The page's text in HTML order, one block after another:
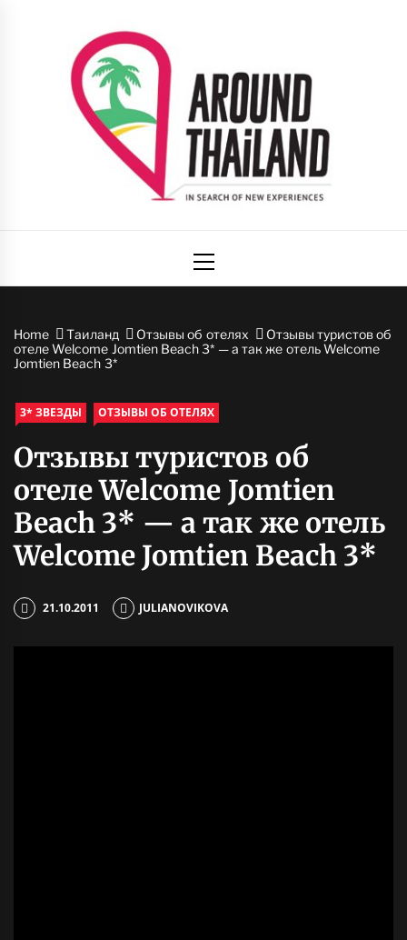
Таиланда
Menu
Home Таиланд Отзывы об отелях
Отзывы туристов об
отеле Welcome Jomtien Beach 3* — а так же отель Welcome
Jomtien Beach 3*
3* ЗВЕЗДЫ ОТЗЫВЫ ОБ ОТЕЛЯХ
Отзывы туристов об
отеле Welcome Jomtien
Beach 3* — а так же отель
Welcome Jomtien Beach 3*
21.10.2011 JULIANOVIKOVA